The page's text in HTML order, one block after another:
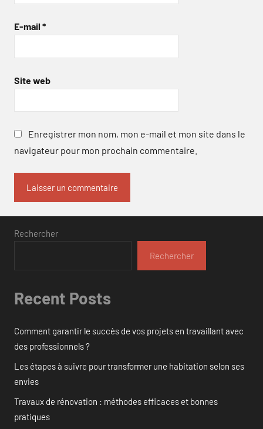
E-mail *
Site web
Enregistrer mon nom, mon e-mail et mon site dans le
navigateur pour mon prochain commentaire.
Rechercher
Rechercher
Recent Posts
Comment garantir le succès de vos projets en travaillant avec
des professionnels ?
Les étapes à suivre pour transformer une habitation selon ses
envies
Travaux de rénovation : méthodes efficaces et bonnes
pratiques